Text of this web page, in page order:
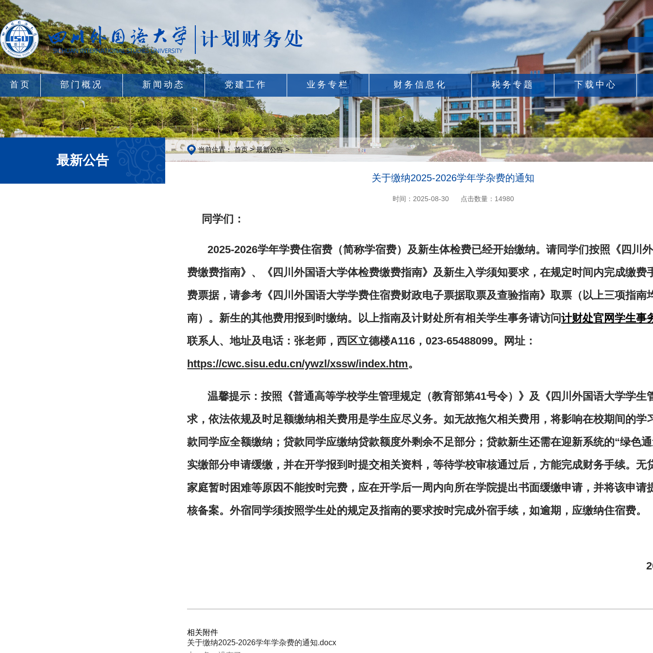
首页 部门概况 新闻动态 党建工作 业务专栏 财务信息化 税务专题 下载中心
最新公告
当前位置： 首页>最新公告>
关于缴纳2025-2026学年学杂费的通知
时间：2025-08-30 点击数量： 14980
同学们：
2025-2026学年学费住宿费（简称学宿费）及新生体检费已经开始缴纳。请同学们按照《四川
费缴费指南》、《四川外国语大学体检费缴费指南》及新生入学须知要求，在规定时间内完成缴费
费票据，请参考《四川外国语大学学费住宿费财政电子票据取票及查验指南》取票（以上三项指南
南）。新生的其他费用报到时缴纳。以上指南及计财处所有相关学生事务请访问计财处官网学生事
联系人、地址及电话：张老师，西区立德楼A116，023-65488099。网址：
https://cwc.sisu.edu.cn/ywzl/xssw/index.htm。
温馨提示：按照《普通高等学校学生管理规定（教育部第41号令）》及《四川外国语大学学生
求，依法依规及时足额缴纳相关费用是学生应尽义务。如无故拖欠相关费用，将影响在校期间的学
款同学应全额缴纳；贷款同学应缴纳贷款额度外剩余不足部分；贷款新生还需在迎新系统的“绿色
实缴部分申请缓缴，并在开学报到时提交相关资料，等待学校审核通过后，方能完成财务手续。无
家庭暂时困难等原因不能按时完费，应在开学后一周内向所在学院提出书面缓缴申请，并将该申请
核备案。外宿同学须按照学生处的规定及指南的要求按时完成外宿手续，如逾期，应缴纳住宿费。
相关附件
关于缴纳2025-2026学年学杂费的通知.docx